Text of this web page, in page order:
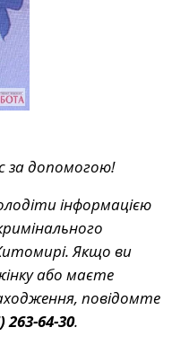
за допомогою!
інформацією
Якщо ви
або маєте
повідомте
263-64-30.